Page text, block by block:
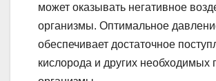
может оказывать негативное
организмы. Оптимальное
обеспечивает достаточное
кислорода и других необходимых